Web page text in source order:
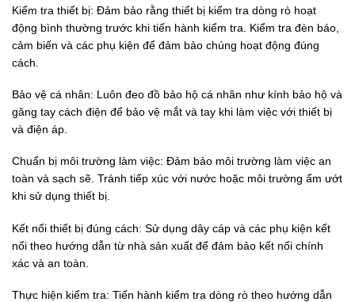
Kiểm tra thiết bị: Đảm bảo rằng thiết bị kiểm tra dòng rò hoạt
động bình thường trước khi tiến hành kiểm tra. Kiểm tra đèn báo,
cảm biến và các phụ kiện để đảm bảo chúng hoạt động đúng
cách.
Bảo vệ cá nhân: Luôn đeo đồ bảo hộ cá nhân như kính bảo hộ và
găng tay cách điện để bảo vệ mắt và tay khi làm việc với thiết bị
và điện áp.
Chuẩn bị môi trường làm việc: Đảm bảo môi trường làm việc an
toàn và sạch sẽ. Tránh tiếp xúc với nước hoặc môi trường ẩm ướt
khi sử dụng thiết bị.
Kết nối thiết bị đúng cách: Sử dụng dây cáp và các phụ kiện kết
nối theo hướng dẫn từ nhà sản xuất để đảm bảo kết nối chính
xác và an toàn.
Thực hiện kiểm tra: Tiến hành kiểm tra dòng rò theo hướng dẫn